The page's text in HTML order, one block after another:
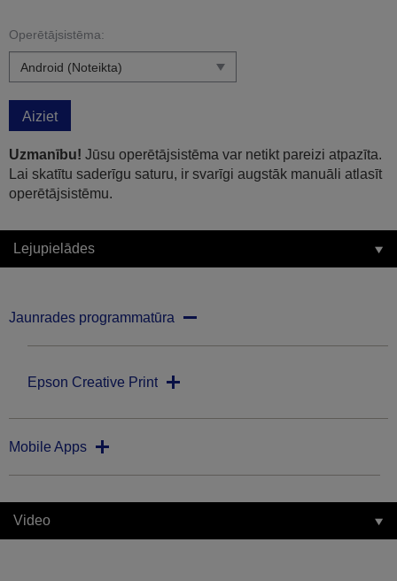
Operētājsistēma:
Aiziet
Uzmanību! Jūsu operētājsistēma var netikt pareizi atpazīta.
Lai skatītu saderīgu saturu, ir svarīgi augstāk manuāli atlasīt
operētājsistēmu.
Lejupielādes
Jaunrades programmatūra
Epson Creative Print
Mobile Apps
Video